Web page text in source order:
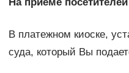
На приеме посетителей
В платежном киоске,
суда, который Вы